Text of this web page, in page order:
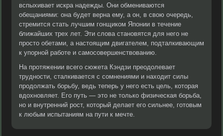
вспыхивает искра надежды. Они обмениваются
обещаниями: она будет верна ему, а он, в свою очередь,
стремится стать лучшим гонщиком Японии в течение
ближайших трех лет. Эти слова становятся для него не
просто обетами, а настоящим двигателем, подталкивающим
к упорной работе и самосовершенствованию.
На протяжении всего сюжета Кэндзи преодолевает
трудности, сталкивается с сомнениями и находит силы
продолжать борьбу, ведь теперь у него есть цель, которая
вдохновляет. Его путь — это не только физическая борьба,
но и внутренний рост, который делает его сильнее, готовым
к любым испытаниям на пути к мечте.